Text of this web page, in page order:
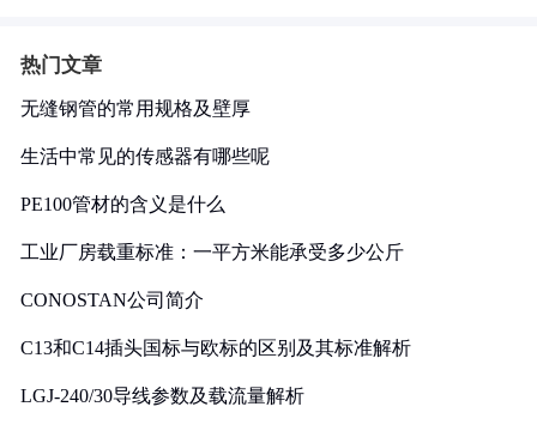
热门文章
无缝钢管的常用规格及壁厚
生活中常见的传感器有哪些呢
PE100管材的含义是什么
工业厂房载重标准：一平方米能承受多少公斤
CONOSTAN公司简介
C13和C14插头国标与欧标的区别及其标准解析
LGJ-240/30导线参数及载流量解析